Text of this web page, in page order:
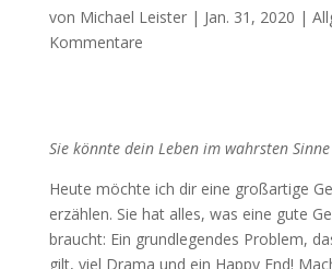
von Michael Leister| Jan. 31, 2020 |
Kommentare
Sie könnte dein Leben im wahrsten
Heute möchte ich dir eine großartige
erzählen. Sie hat alles, was eine gute
braucht: Ein grundlegendes Problem,
gilt, viel Drama und ein Happy End!